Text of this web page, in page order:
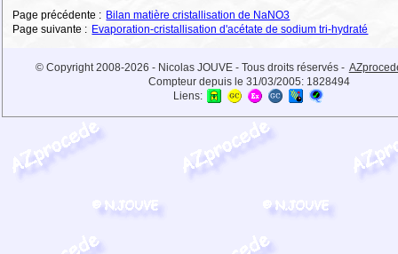
Page précédente : Bilan matière cristallisation de NaNO3
Page suivante : Evaporation-cristallisation d'acétate de sodium tri-hydraté
© Copyright 2008-2026 - Nicolas JOUVE - Tous droits réservés -
Compteur depuis le 31/03/2005: 1828494
Liens: